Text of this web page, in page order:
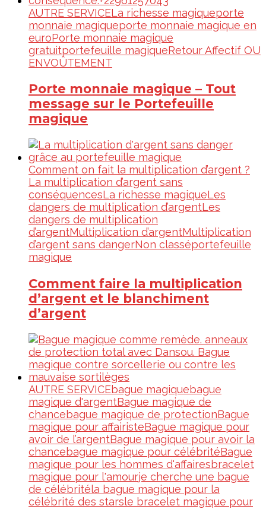
AUTRE SERVICELa richesse magiqueporte
monnaie magiqueporte monnaie magique en
euroPorte monnaie magique
gratuitportefeuille magiqueRetour Affectif OU
ENVOÛTEMENT
Porte monnaie magique – Tout
message sur le Portefeuille
magique
Comment on fait la multiplication d’argent ?
La multiplication d’argent sans
conséquencesLa richesse magiqueLes
dangers de multiplication d’argentLes
dangers de multiplication
d’argentMultiplication d’argentMultiplication
d’argent sans dangerNon classéportefeuille
magique
Comment faire la multiplication
d’argent et le blanchiment
d’argent
AUTRE SERVICEbague magiquebague
magique d'argentBague magique de
chancebague magique de protectionBague
magique pour affairisteBague magique pour
avoir de l’argentBague magique pour avoir la
chancebague magique pour célébritéBague
magique pour les hommes d'affairesbracelet
magique pour l'amourje cherche une bague
de célébritéla bague magique pour la
célébrité des starsle bracelet magique pour